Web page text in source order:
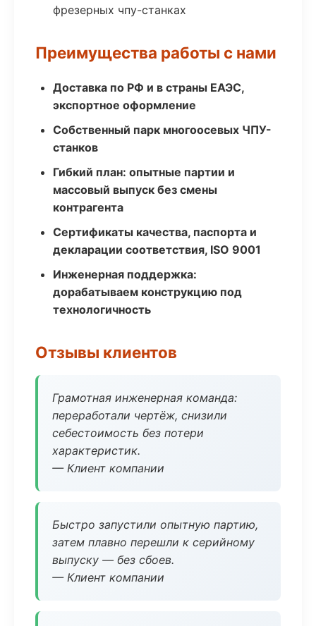
фрезерных чпу-станках
Преимущества работы с нами
Доставка по РФ и в страны ЕАЭС,
экспортное оформление
Собственный парк многоосевых ЧПУ-
станков
Гибкий план: опытные партии и
массовый выпуск без смены
контрагента
Сертификаты качества, паспорта и
декларации соответствия, ISO 9001
Инженерная поддержка:
дорабатываем конструкцию под
технологичность
Отзывы клиентов
Грамотная инженерная команда:
переработали чертёж, снизили
себестоимость без потери
характеристик.
— Клиент компании
Быстро запустили опытную партию,
затем плавно перешли к серийному
выпуску — без сбоев.
— Клиент компании